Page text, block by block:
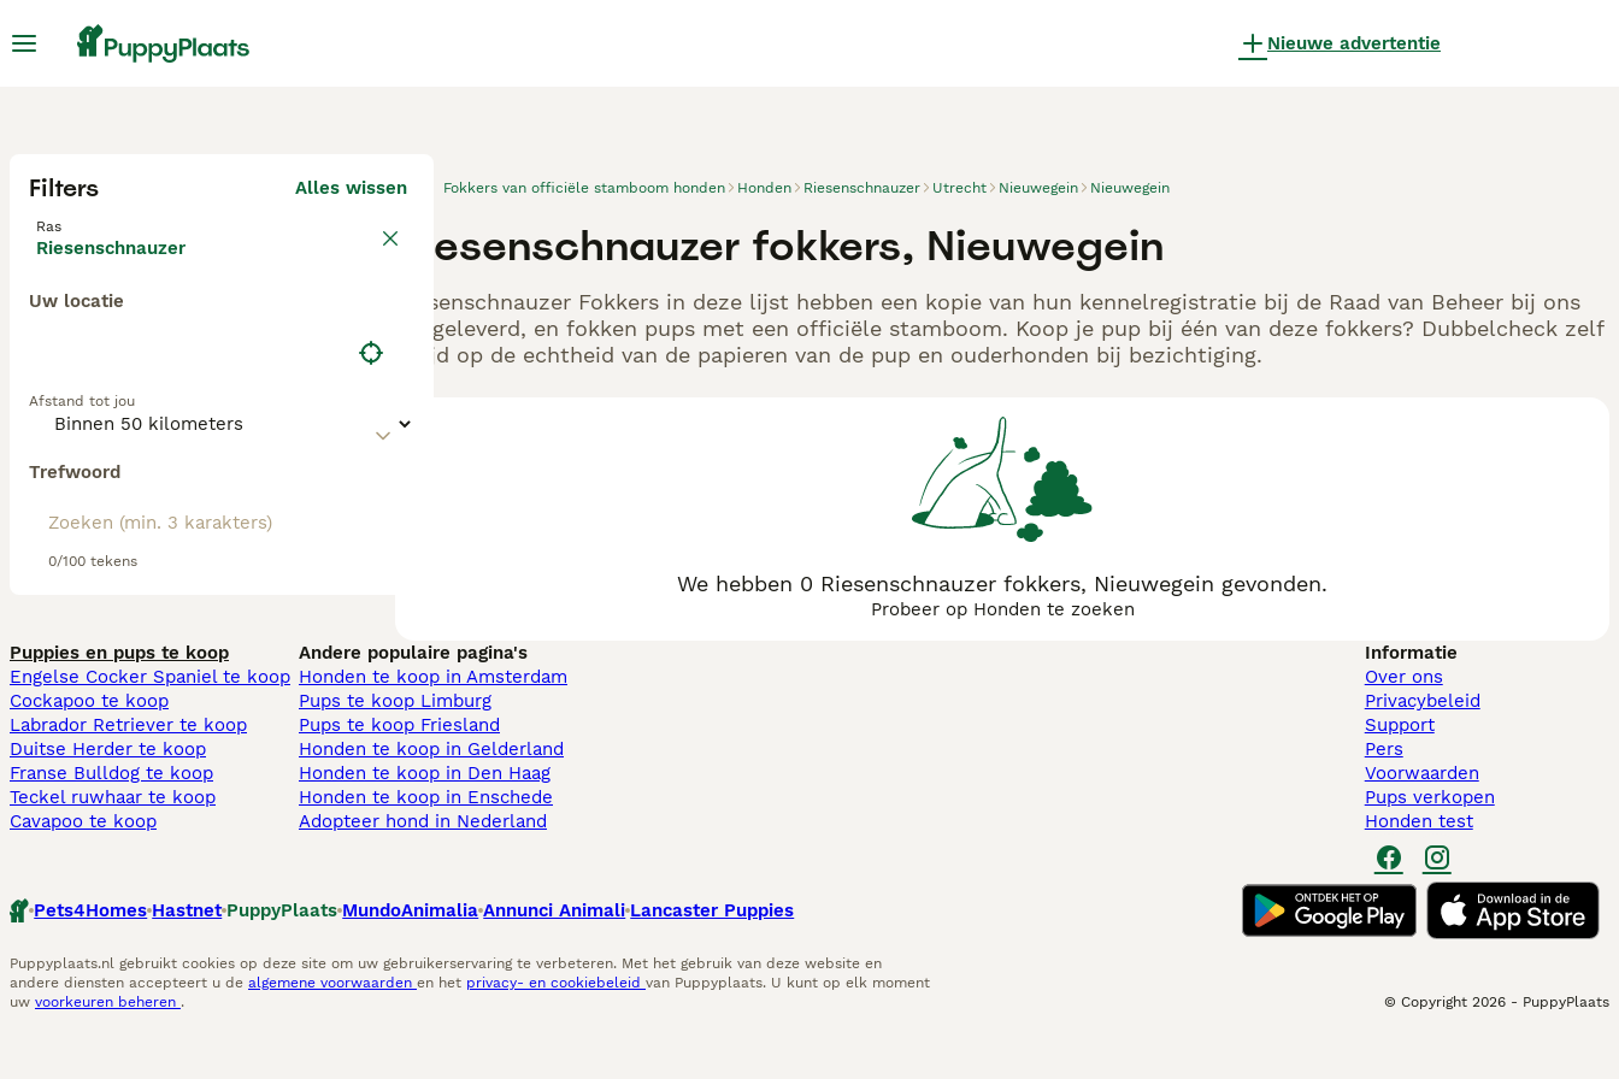
Nieuwe advertentie
Filters Alles wissen
Ras
Riesenschnauzer
Uw locatie
Afstand tot jou
Trefwoord
0/100 tekens
Fokkers van officiële stamboom honden Honden Riesenschnauzer Utrecht Nieuwegein Nieuwegein
Riesenschnauzer fokkers, Nieuwegein
Riesenschnauzer Fokkers in deze lijst hebben een kopie van hun kennelregistratie bij de Raad van Beheer bij ons
aangeleverd, en fokken pups met een officiële stamboom. Koop je pup bij één van deze fokkers? Dubbelcheck zelf
altijd op de echtheid van de papieren van de pup en ouderhonden bij bezichtiging.
We hebben 0 Riesenschnauzer fokkers, Nieuwegein gevonden.
Probeer op Honden te zoeken
Puppies en pups te koop
Engelse Cocker Spaniel te koop
Cockapoo te koop
Labrador Retriever te koop
Duitse Herder te koop
Franse Bulldog te koop
Teckel ruwhaar te koop
Cavapoo te koop
Andere populaire pagina's
Honden te koop in Amsterdam
Pups te koop Limburg​
Pups te koop Friesland​
Honden te koop in Gelderland
Honden te koop in Den Haag
Honden te koop in Enschede
Adopteer hond in Nederland
Informatie
Over ons
Privacybeleid
Support
Pers
Voorwaarden
Pups verkopen
Honden test
Pets4Homes Hastnet PuppyPlaats MundoAnimalia Annunci Animali Lancaster Puppies
Puppyplaats.nl gebruikt cookies op deze site om uw gebruikerservaring te verbeteren. Met het gebruik van deze website en
andere diensten accepteert u de algemene voorwaarden en het privacy- en cookiebeleid van Puppyplaats. U kunt op elk moment
uw voorkeuren beheren . © Copyright 2026 - PuppyPlaats